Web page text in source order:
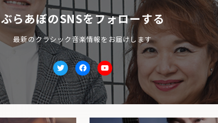
ぶらあぼのSNSをフォローする
最新のクラシック音楽情報をお届けします
TwitterfacebookYoutube